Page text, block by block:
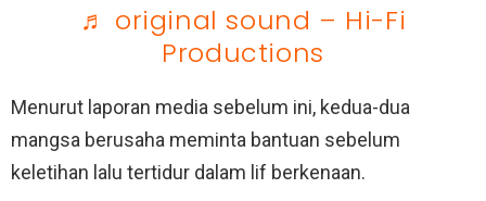
♬ original sound – Hi-Fi
Productions
Menurut laporan media sebelum ini, kedua-dua
mangsa berusaha meminta bantuan sebelum
keletihan lalu tertidur dalam lif berkenaan.